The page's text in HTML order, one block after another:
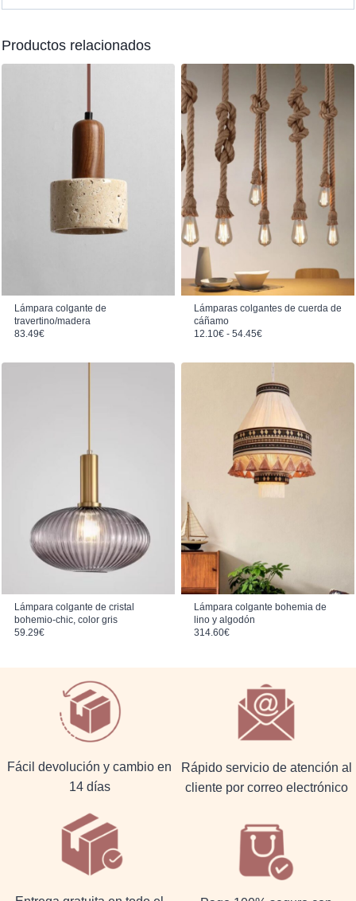
Productos relacionados
Lámpara colgante de
travertino/madera
83.49€
Lámparas colgantes de cuerda de
cáñamo
12.10€ - 54.45€Rango de precios: desde 12.10€ hasta 54.45€
Lámpara colgante de cristal
bohemio-chic, color gris
59.29€
Lámpara colgante bohemia de
lino y algodón
314.60€
Fácil devolución y cambio en
14 días
Rápido servicio de atención al
cliente por correo electrónico